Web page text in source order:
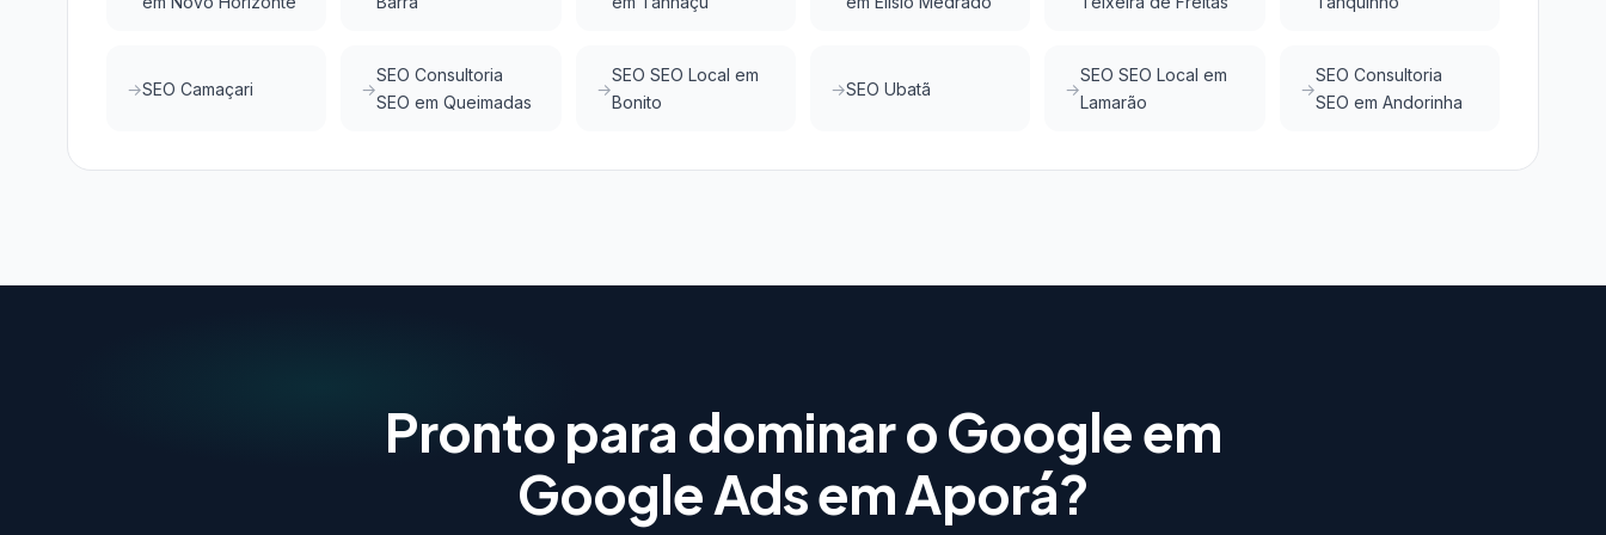
SEO Camaçari
SEO Consultoria
SEO em Queimadas
SEO SEO Local em
Bonito
SEO Ubatã
SEO SEO Local em
Lamarão
SEO Consultoria
SEO em Andorinha
Pronto para dominar o Google em
Google Ads em Aporá?